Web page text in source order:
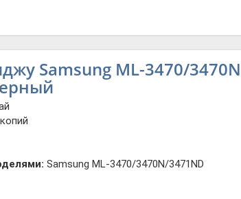
Samsung ML-3470/
Samsung ML-3470/3470N/3471ND